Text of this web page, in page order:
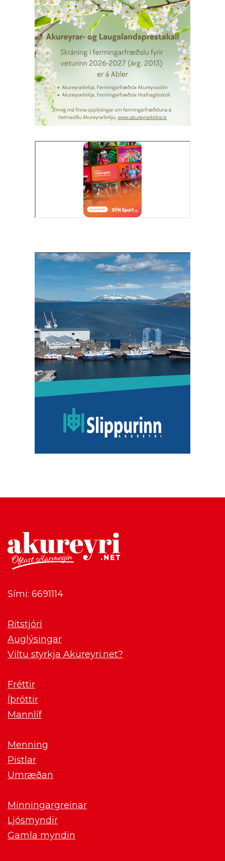
Sími: 6691114
Ritstjóri
Auglýsingar
Viltu styrkja Akureyri.net?
Fréttir
Íþróttir
Mannlíf
Menning
Pistlar
Umræðan
Minningargreinar
Ljósmyndir
Gamla myndin